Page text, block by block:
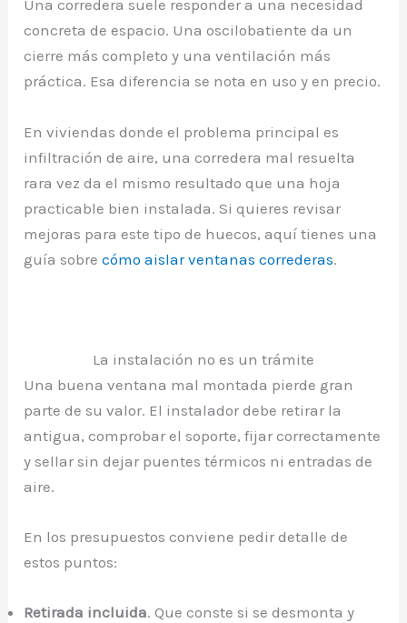
Una corredera suele responder a una necesidad
concreta de espacio. Una oscilobatiente da un
cierre más completo y una ventilación más
práctica. Esa diferencia se nota en uso y en precio.
En viviendas donde el problema principal es
infiltración de aire, una corredera mal resuelta
rara vez da el mismo resultado que una hoja
practicable bien instalada. Si quieres revisar
mejoras para este tipo de huecos, aquí tienes una
guía sobrecómo aislar ventanas correderas.
La instalación no es un trámite
Una buena ventana mal montada pierde gran
parte de su valor. El instalador debe retirar la
antigua, comprobar el soporte, fijar correctamente
y sellar sin dejar puentes térmicos ni entradas de
aire.
En los presupuestos conviene pedir detalle de
estos puntos:
Retirada incluida. Que conste si se desmonta y